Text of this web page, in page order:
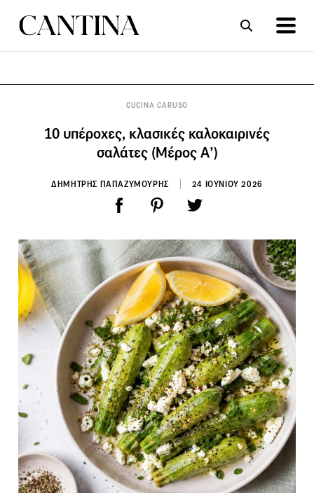
CUCINA CARUSO
10 υπέροχες, κλασικές καλοκαιρινές
σαλάτες (Μέρος Α’)
ΔΗΜΗΤΡΗΣ ΠΑΠΑΖΥΜΟΥΡΗΣ 24 ΙΟΥΝΙΟΥ 2026